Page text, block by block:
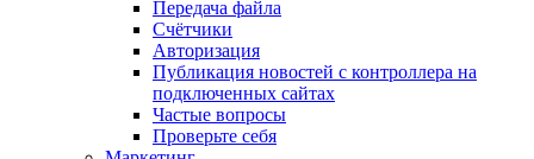
Передача файла
Счётчики
Авторизация
Публикация новостей с контроллера на
подключенных сайтах
Частые вопросы
Проверьте себя